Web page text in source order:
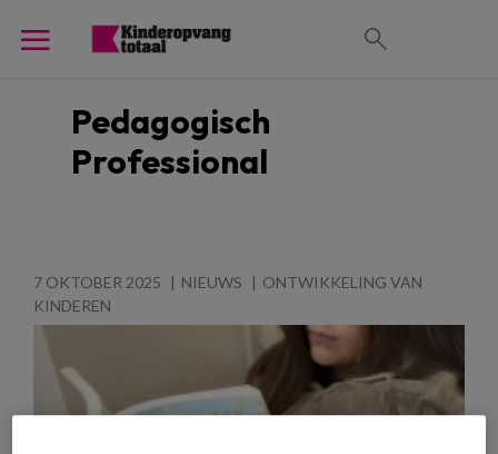
Pedagogisch
Professional
7 OKTOBER 2025 NIEUWS
ONTWIKKELING VAN
KINDEREN